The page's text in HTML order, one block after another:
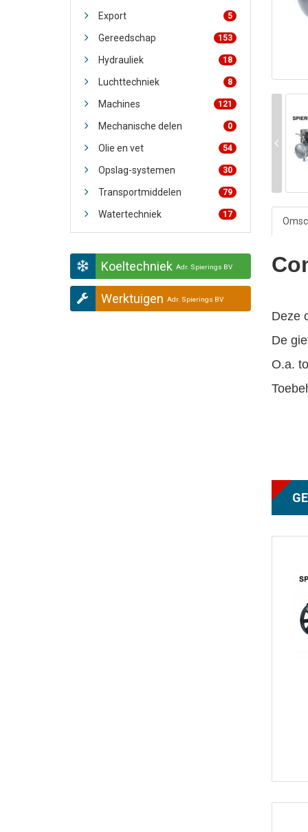
Export 5
Gereedschap 153
Hydrauliek 18
Luchttechniek 8
Machines 121
Mechanische delen 0
Olie en vet 54
Opslag-systemen 30
Transportmiddelen 79
Watertechniek 17
Koeltechniek Adr. Spierings BV
Werktuigen Adr. Spierings BV
Deze
De
O.a. t